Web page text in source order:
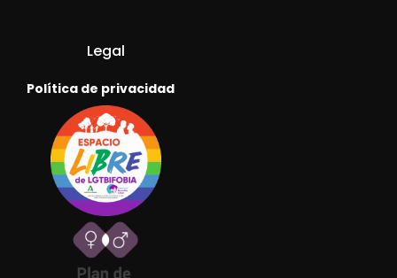
Legal
Política de privacidad